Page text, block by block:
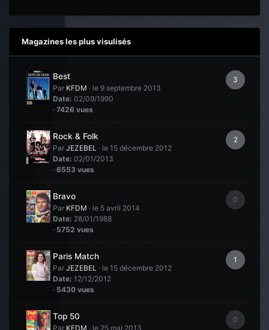
Magazines les plus visulisés
3
Best
Par KFDM · le 9 septembre 2013
Date: 02/09/1990
· 7426 vues
2
Rock & Folk
Par JEZEBEL · le 15 décembre 2012
Date: 02/01/2013
· 6553 vues
0
Bravo
Par KFDM · le 5 avril 2014
Date: 28/01/1988
· 5752 vues
1
Paris Match
Par JEZEBEL · le 15 décembre 2012
Date: 12/12/2012
· 5430 vues
0
Top 50
Par KFDM · le 25 mai 2013